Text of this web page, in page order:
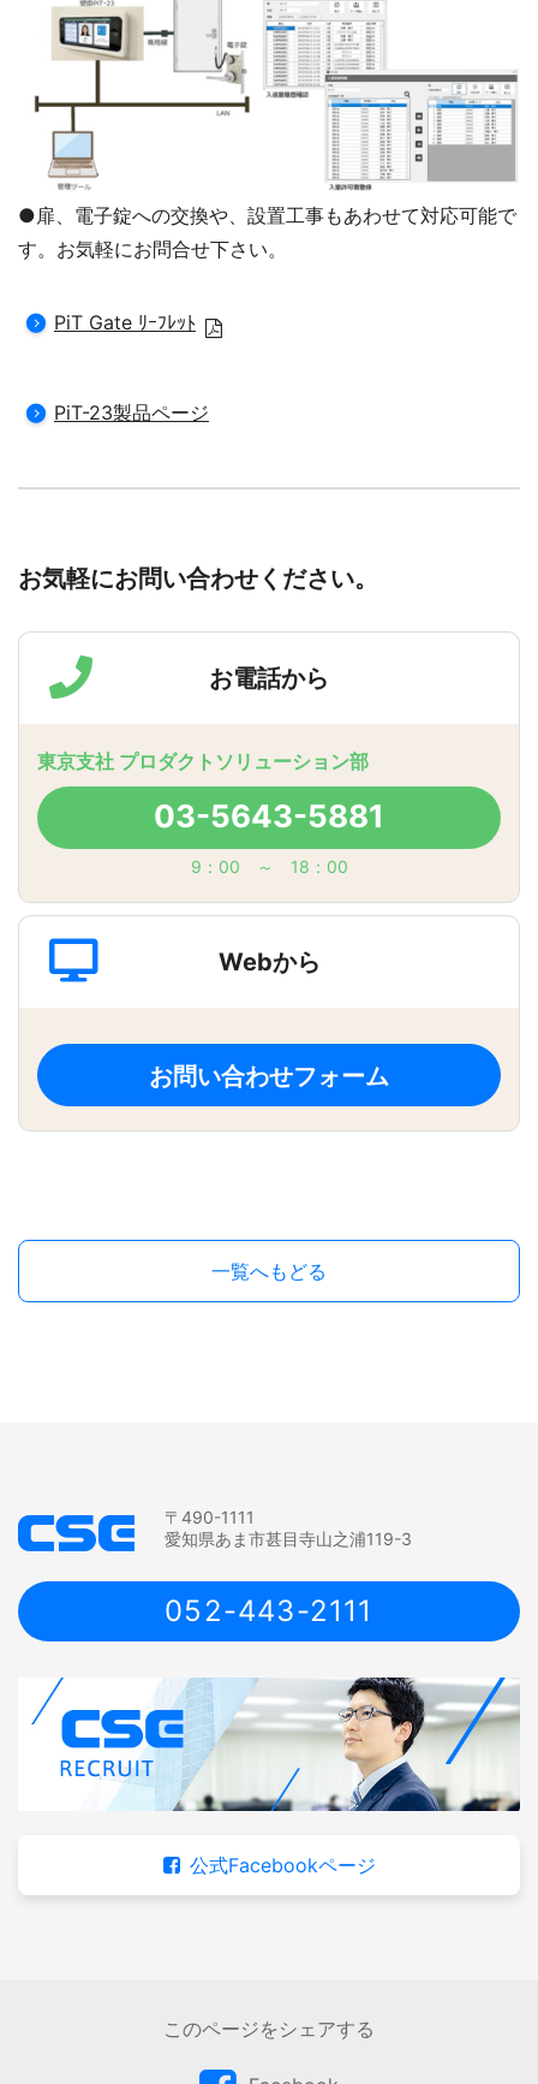
●扉、電子錠への交換や、設置工事もあわせて対応可能で
す。お気軽にお問合せ下さい。
PiT Gate ﾘｰﾌﾚｯﾄ
PiT-23製品ページ
お気軽にお問い合わせください。
お電話から
東京支社 プロダクトソリューション部
03-5643-5881
9：00 ～ 18：00
Webから
お問い合わせフォーム
一覧へもどる
〒490-1111
愛知県あま市甚目寺山之浦119-3
052-443-2111
公式Facebookページ
このページをシェアする